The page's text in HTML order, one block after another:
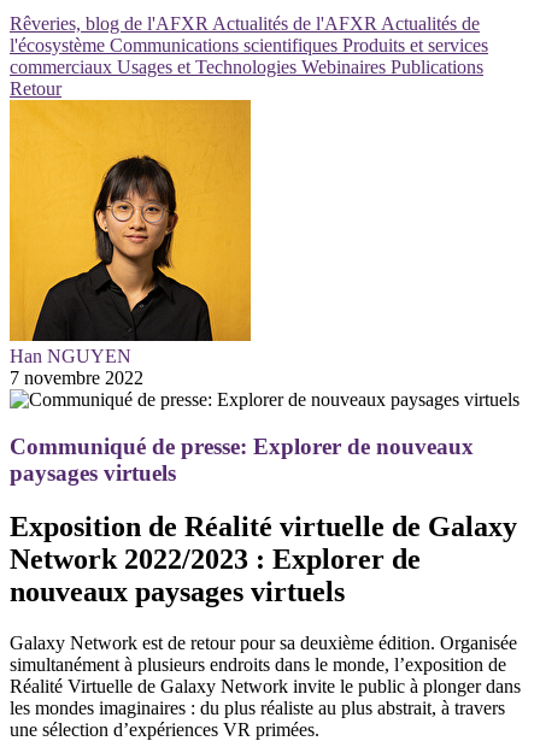
Rêveries, blog de l'AFXR Actualités de l'AFXR Actualités de
l'écosystème Communications scientifiques Produits et services
commerciaux Usages et Technologies Webinaires Publications
Retour
Han NGUYEN
7 novembre 2022
Communiqué de presse: Explorer de nouveaux
paysages virtuels
Exposition de Réalité virtuelle de Galaxy
Network 2022/2023 : Explorer de
nouveaux paysages virtuels
Galaxy Network est de retour pour sa deuxième édition. Organisée
simultanément à plusieurs endroits dans le monde, l’exposition de
Réalité Virtuelle de Galaxy Network invite le public à plonger dans
les mondes imaginaires : du plus réaliste au plus abstrait, à travers
une sélection d’expériences VR primées.